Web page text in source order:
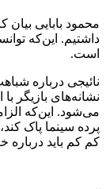
محمود بابایی
داشتیم. این‌که
است.
نائیجی درباره
نشانه‌های بازیگر
می‌شود. این‌که
پرده سینما پاک
کم کم باید